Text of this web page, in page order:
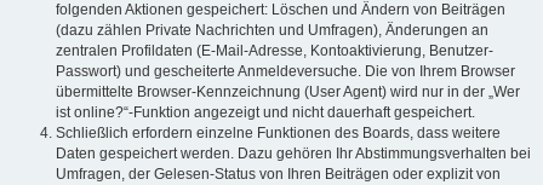
folgenden Aktionen gespeichert: Löschen und Ändern von Beiträgen
(dazu zählen Private Nachrichten und Umfragen), Änderungen an
zentralen Profildaten (E-Mail-Adresse, Kontoaktivierung, Benutzer-
Passwort) und gescheiterte Anmeldeversuche. Die von Ihrem Browser
übermittelte Browser-Kennzeichnung (User Agent) wird nur in der „Wer
ist online?“-Funktion angezeigt und nicht dauerhaft gespeichert.
Schließlich erfordern einzelne Funktionen des Boards, dass weitere
Daten gespeichert werden. Dazu gehören Ihr Abstimmungsverhalten bei
Umfragen, der Gelesen-Status von Ihren Beiträgen oder explizit von